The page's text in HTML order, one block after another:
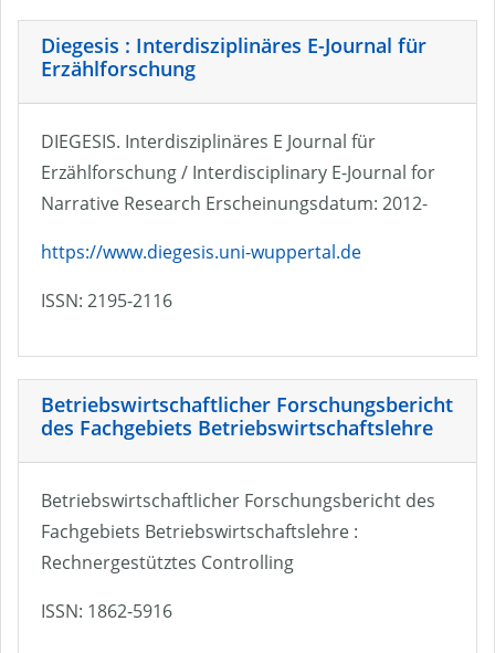
Diegesis : Interdisziplinäres E-Journal für
Erzählforschung
DIEGESIS. Interdisziplinäres E Journal für
Erzählforschung / Interdisciplinary E-Journal for
Narrative Research Erscheinungsdatum: 2012-
https://www.diegesis.uni-wuppertal.de
ISSN: 2195-2116
Betriebswirtschaftlicher Forschungsbericht
des Fachgebiets Betriebswirtschaftslehre
Betriebswirtschaftlicher Forschungsbericht des
Fachgebiets Betriebswirtschaftslehre :
Rechnergestütztes Controlling
ISSN: 1862-5916